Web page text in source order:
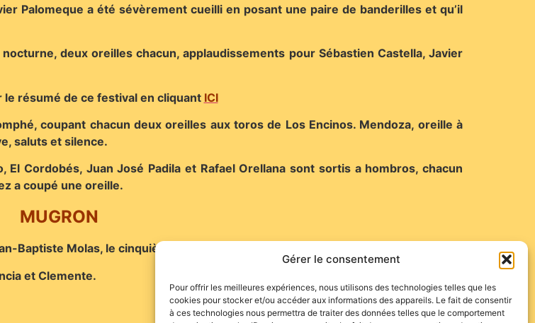
Gérer le consentement
Pour offrir les meilleures expériences, nous utilisons des technologies telles que les
cookies pour stocker et/ou accéder aux informations des appareils. Le fait de consentir
à ces technologies nous permettra de traiter des données telles que le comportement
Palomeque a été sévèrement cueilli en posant une paire de banderilles et qu’il
deux oreilles chacun, applaudissements pour Sébastien Castella, Javier
le résumé de ce festival en cliquant ICI
coupant chacun deux oreilles aux toros de Los Encinos. Mendoza, oreille à
saluts et silence.
Cordobés, Juan José Padila et Rafael Orellana sont sortis a hombros, chacun
a coupé une oreille.
MUGRON
Baptiste Molas, le cinquième novillo étant tué par le meilleur des deux.
et Clemente.